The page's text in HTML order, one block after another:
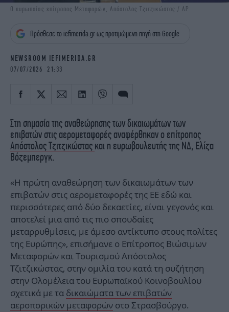
iBOOKS
ΖΩΔΙΑ
MEDIA
ELAMEFORA
NEWSLETTER
Ο ευρωπαίος επίτροπος Μεταφορών, Απόστολος Τζιτζικώστας / AP
Πρόσθεσε το iefimerida.gr ως προτιμώμενη πηγή στη Google
NEWSROOM IEFIMERIDA.GR
07/07/2026 21:33
Στη σημασία της αναθεώρησης των δικαιωμάτων των
επιβατών στις αερομεταφορές αναφέρθηκαν ο επίτροπος
Απόστολος Τζιτζικώστας και η ευρωβουλευτής της ΝΔ, Ελίζα
Βόζεμπεργκ.
«Η πρώτη αναθεώρηση των δικαιωμάτων των
επιβατών στις αερομεταφορές της ΕΕ εδώ και
περισσότερες από δύο δεκαετίες, είναι γεγονός και
αποτελεί μια από τις πιο σπουδαίες
μεταρρυθμίσεις, με άμεσο αντίκτυπο στους πολίτες
της Ευρώπης», επισήμανε ο Επίτροπος Βιώσιμων
Μεταφορών και Τουρισμού Απόστολος
Τζιτζικώστας, στην ομιλία του κατά τη συζήτηση
στην Ολομέλεια του Ευρωπαϊκού Κοινοβουλίου
σχετικά με τα δικαιώματα των επιβατών
αεροπορικών μεταφορών στο Στρασβούργο.